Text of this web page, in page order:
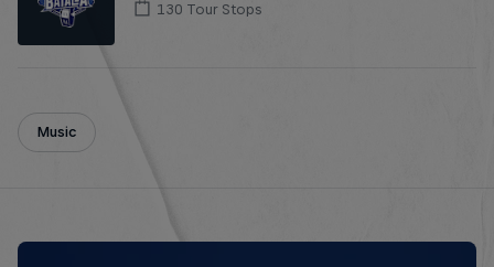
130 Tour Stops
Music